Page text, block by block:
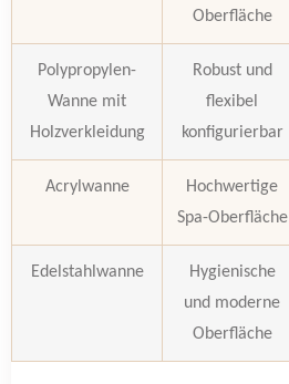
Oberfläche
Polypropylen-
Wanne mit
Holzverkleidung
Robust und
flexibel
konfigurierbar
Acrylwanne
Hochwertige
Spa-Oberfläche
Edelstahlwanne
Hygienische
und moderne
Oberfläche